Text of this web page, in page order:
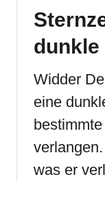
dunkle
Widder
eine
was er